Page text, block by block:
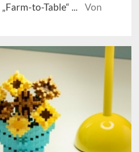
to-Table“ ...
Von